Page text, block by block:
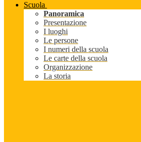
Scuola
Panoramica
Presentazione
I luoghi
Le persone
I numeri della scuola
Le carte della scuola
Organizzazione
La storia